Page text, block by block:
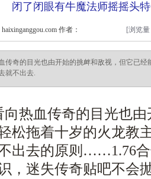
闭了闭眼有牛魔法师摇摇头
作者： [浏览
传奇的目光也由开始的挑衅和敌视，但它已
就不出去.
热血传奇的目光也
松拖着十岁的火龙教
出去的原则……1.76
，迷失传奇贴吧不会